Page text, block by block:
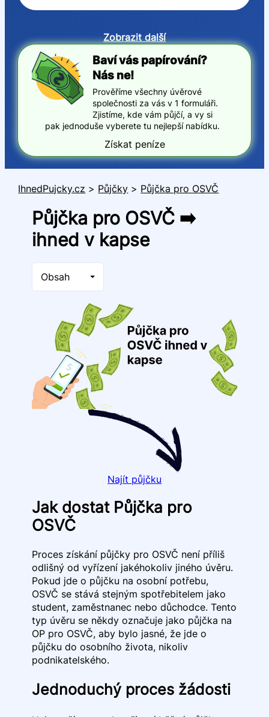
Zobrazit další
Baví vás papírování?
Nás ne!
Prověříme všechny úvěrové
společnosti za vás v 1 formuláři.
Zjistíme, kde vám půjčí, a vy si
pak jednoduše vyberete tu nejlepší nabídku.
Získat peníze
IhnedPujcky.cz > Půjčky > Půjčka pro OSVČ
Půjčka pro OSVČ ➡️
ihned v kapse
Obsah
Najít půjčku
Jak dostat Půjčka pro
OSVČ
Proces získání půjčky pro OSVČ není příliš
odlišný od vyřízení jakéhokoliv jiného úvěru.
Pokud jde o půjčku na osobní potřebu,
OSVČ se stává stejným spotřebitelem jako
student, zaměstnanec nebo důchodce. Tento
typ úvěru se někdy označuje jako půjčka na
OP pro OSVČ, aby bylo jasné, že jde o
půjčku do osobního života, nikoliv
podnikatelského.
Jednoduchý proces žádosti